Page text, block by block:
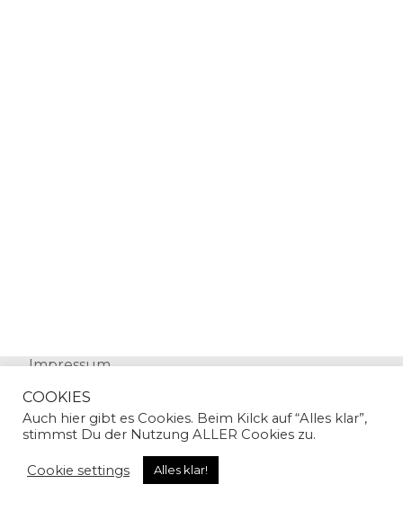
Impressum
© Copyright 2024 | Sandra Gallian | All Rights
COOKIES
Auch hier gibt es Cookies. Beim Kilck auf “Alles klar”,
stimmst Du der Nutzung ALLER Cookies zu.
Cookie settings Alles klar!